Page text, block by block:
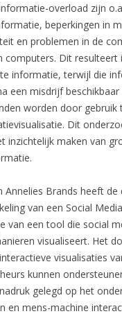
overload zijn
beperkingen in
en problemen in de
computers. Dit resulteert
informatie, terwijl die
een misdrijf
worden door gebruik
Dit
inzichtelijk maken van
Annelies Brands heeft de
van een Social
van een tool die social
visualiseert. Het
visualisaties
kunnen
gelegd op het
en mens-machine